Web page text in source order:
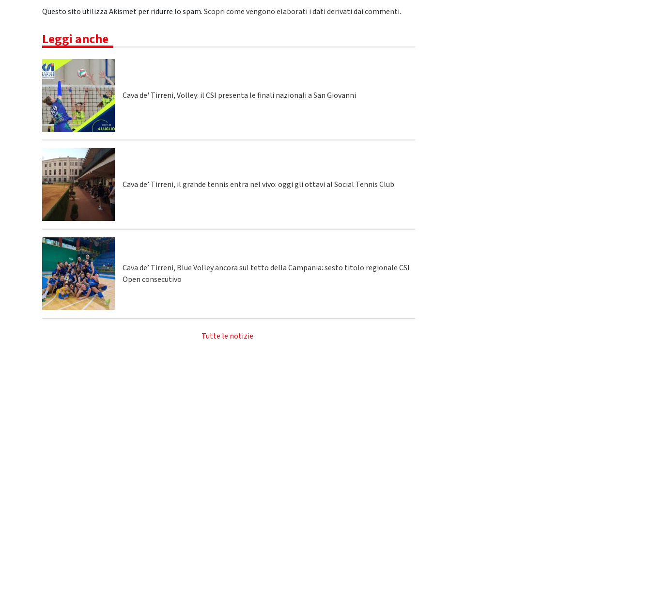
Questo sito utilizza Akismet per ridurre lo spam.Scopri come vengono elaborati i dati derivati dai commenti.
Leggi anche
Cava de' Tirreni, Volley: il CSI presenta le finali nazionali a San Giovanni
Cava de’ Tirreni, il grande tennis entra nel vivo: oggi gli ottavi al Social Tennis Club
Cava de’ Tirreni, Blue Volley ancora sul tetto della Campania: sesto titolo regionale CSI
Open consecutivo
Tutte le notizie